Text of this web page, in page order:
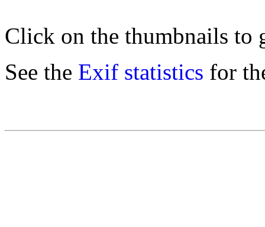
Click on the thumbnails to
See the Exif statistics for